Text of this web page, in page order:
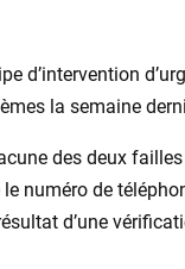
d’intervention
la semaine
des deux
numéro de
d’une